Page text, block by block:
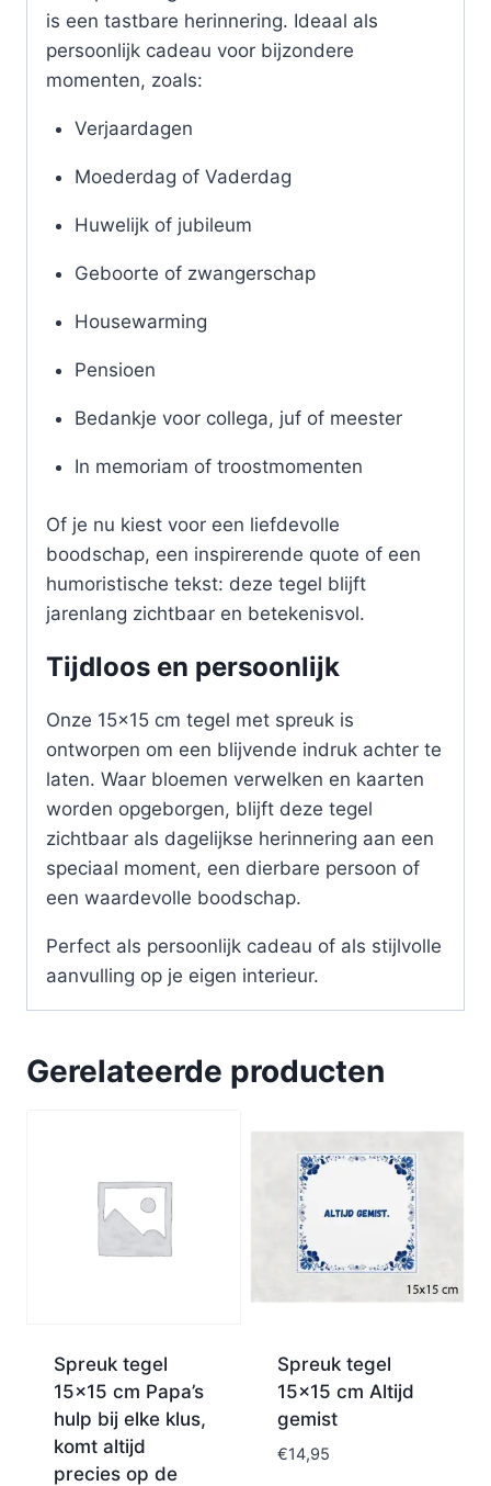
is een tastbare herinnering. Ideaal als
persoonlijk cadeau voor bijzondere
momenten, zoals:
Verjaardagen
Moederdag of Vaderdag
Huwelijk of jubileum
Geboorte of zwangerschap
Housewarming
Pensioen
Bedankje voor collega, juf of meester
In memoriam of troostmomenten
Of je nu kiest voor een liefdevolle
boodschap, een inspirerende quote of een
humoristische tekst: deze tegel blijft
jarenlang zichtbaar en betekenisvol.
Tijdloos en persoonlijk
Onze 15×15 cm tegel met spreuk is
ontworpen om een blijvende indruk achter te
laten. Waar bloemen verwelken en kaarten
worden opgeborgen, blijft deze tegel
zichtbaar als dagelijkse herinnering aan een
speciaal moment, een dierbare persoon of
een waardevolle boodschap.
Perfect als persoonlijk cadeau of als stijlvolle
aanvulling op je eigen interieur.
Gerelateerde producten
Spreuk tegel
15×15 cm Papa’s
hulp bij elke klus,
komt altijd
precies op de
Spreuk tegel
15×15 cm Altijd
gemist
€14,95